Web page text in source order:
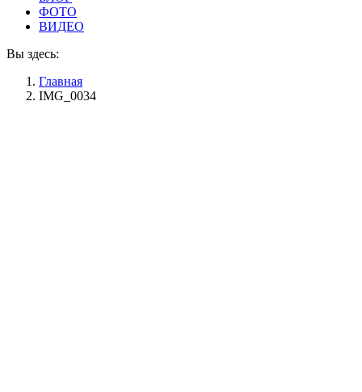
ФОТО
ВИДЕО
Вы здесь:
Главная
IMG_0034